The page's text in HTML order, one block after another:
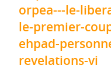
orpea---le-
le-premier-
ehpad-
revelations-vi